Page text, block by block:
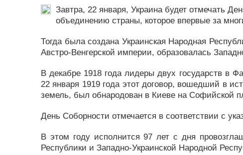
Завтра, 22 января, Украина будет отмечать
объединению страны, которое впервые за
Тогда была создана Украинская Народная
Австро-Венгерской империи, образовалась
В декабре 1918 года лидеры двух государств в
22 января 1919 года этот договор, вошедший в
земель, был обнародован в Киеве на Софийской
День Соборности отмечается в соответствии с
В этом году исполнится 97 лет с дня
Республики и Западно-Украинской Народной